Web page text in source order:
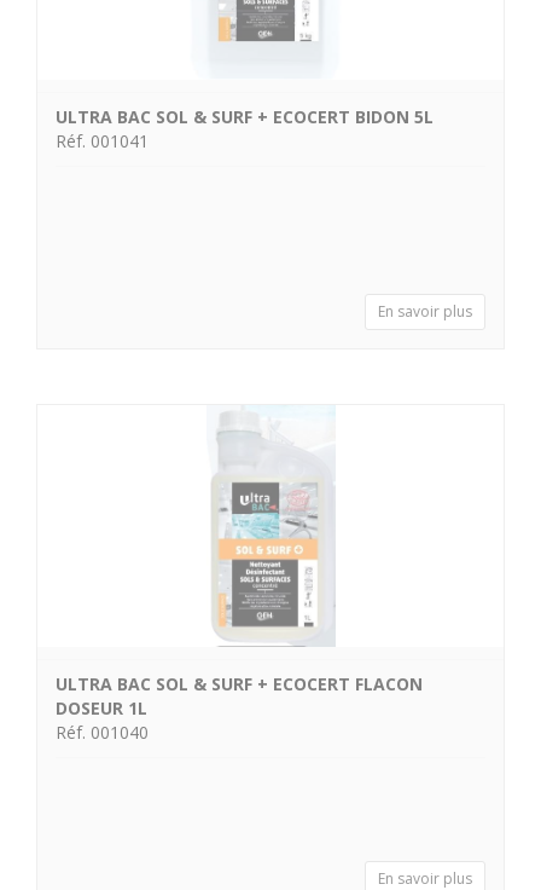
ULTRA BAC SOL & SURF + ECOCERT BIDON 5L
Réf. 001041
En savoir plus
ULTRA BAC SOL & SURF + ECOCERT FLACON
DOSEUR 1L
Réf. 001040
En savoir plus